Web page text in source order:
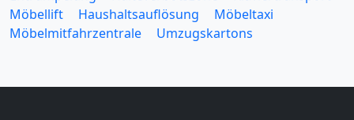
Möbellift
Haushaltsauflösung
Möbeltaxi
Möbelmitfahrzentrale
Umzugskartons